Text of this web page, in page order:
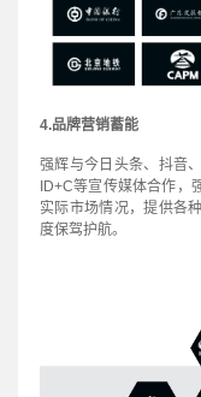
4.品牌营销蓄能
强辉与今日头条、抖音
ID+C等宣传媒体合作，
实际市场情况，提供各
度保驾护航。